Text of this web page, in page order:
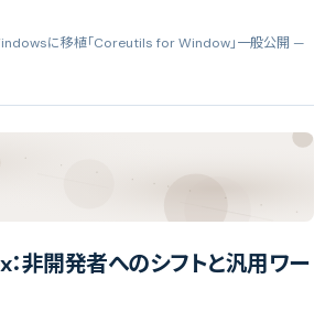
に移植「Coreutils for Window」一般公開 —
非開発者へのシフトと汎用ワー